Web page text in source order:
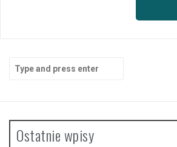
Search
for:
Ostatnie wpisy